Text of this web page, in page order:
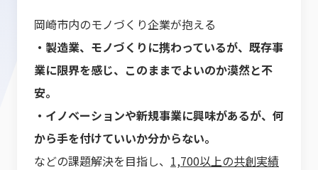
岡崎市内のモノづくり企業が抱える
・製造業、モノづくりに携わっているが、既存事
業に限界を感じ、このままでよいのか漠然と不
安。
・イノベーションや新規事業に興味があるが、何
から手を付けていいか分からない。
などの課題解決を目指し、 1,700以上の共創実績